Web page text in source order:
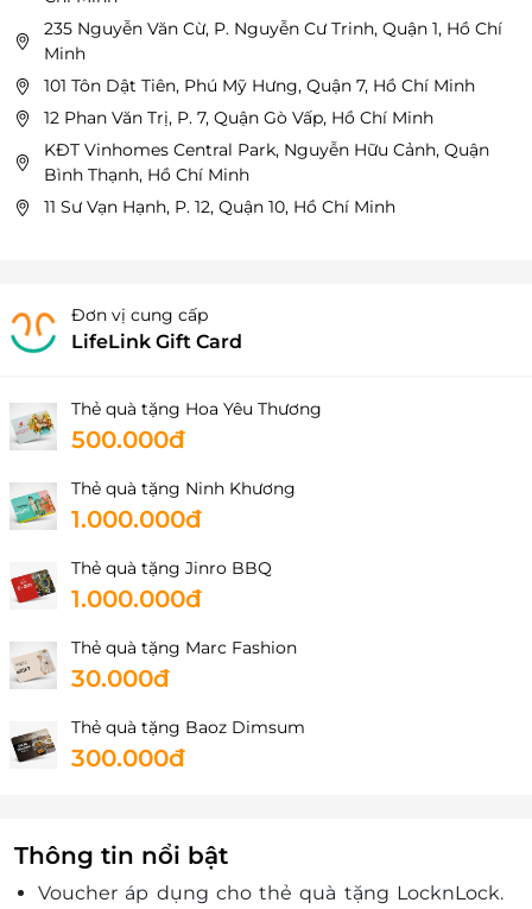
235 Nguyễn Văn Cừ, P. Nguyễn Cư Trinh, Quận 1, Hồ Chí
Minh
101 Tôn Dật Tiên, Phú Mỹ Hưng, Quận 7, Hồ Chí Minh
12 Phan Văn Trị, P. 7, Quận Gò Vấp, Hồ Chí Minh
KĐT Vinhomes Central Park, Nguyễn Hữu Cảnh, Quận
Bình Thạnh, Hồ Chí Minh
11 Sư Vạn Hạnh, P. 12, Quận 10, Hồ Chí Minh
Đơn vị cung cấp
LifeLink Gift Card
Thẻ quà tặng Hoa Yêu Thương
500.000đ
Thẻ quà tặng Ninh Khương
1.000.000đ
Thẻ quà tặng Jinro BBQ
1.000.000đ
Thẻ quà tặng Marc Fashion
30.000đ
Thẻ quà tặng Baoz Dimsum
300.000đ
Thông tin nổi bật
Voucher áp dụng cho thẻ quà tặng LocknLock.